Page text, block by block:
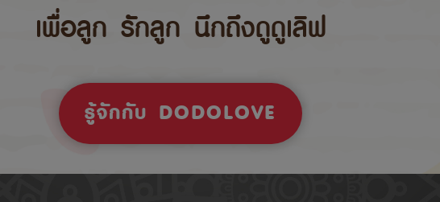
เพื่อลูก รักลูก นึกถึงดูดูเลิฟ
รู้จักกับ DODOLOVE